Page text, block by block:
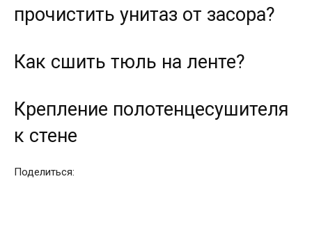
прочистить унитаз от засора?
Как сшить тюль на ленте?
Крепление полотенцесушителя
к стене
Поделиться: